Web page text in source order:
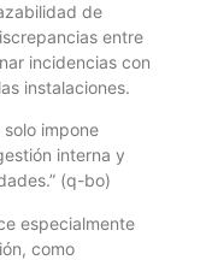
de
entre
incidencias con
instalaciones.
impone
interna y
(q-bo)
especialmente
como